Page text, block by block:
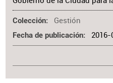
Colección Gestión
Fecha de publicación